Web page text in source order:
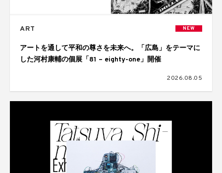
ART NEW
アートを通して平和の尊さを未来へ。「広島」をテーマに
した河村康輔の個展「81 – eighty-one」開催
2026.08.05